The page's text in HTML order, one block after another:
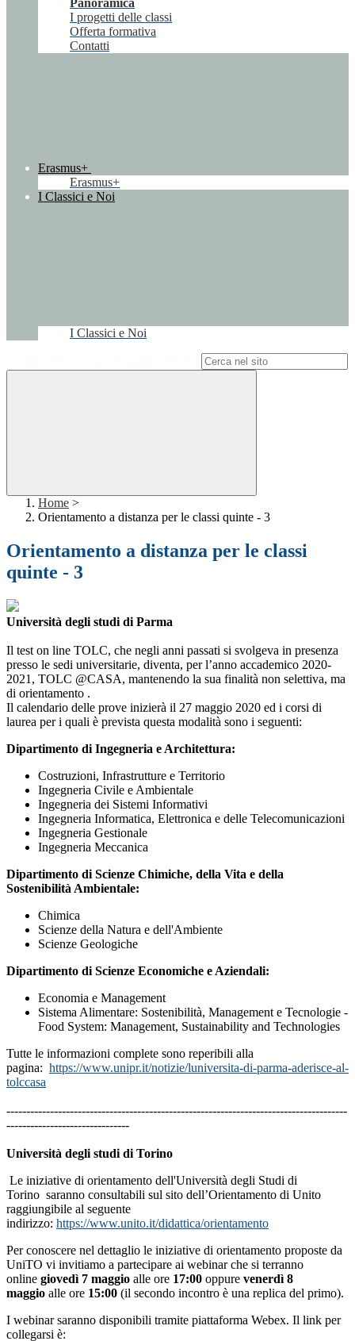
Panoramica
I progetti delle classi
Offerta formativa
Contatti
Erasmus+
Erasmus+
I Classici e Noi
I Classici e Noi
Home >
Orientamento a distanza per le classi quinte - 3
Orientamento a distanza per le classi
quinte - 3
Università degli studi di Parma
Il test on line TOLC, che negli anni passati si svolgeva in presenza
presso le sedi universitarie, diventa, per l’anno accademico 2020-
2021, TOLC @CASA, mantenendo la sua finalità non selettiva, ma
di orientamento .
Il calendario delle prove inizierà il 27 maggio 2020 ed i corsi di
laurea per i quali è prevista questa modalità sono i seguenti:
Dipartimento di Ingegneria e Architettura:
Costruzioni, Infrastrutture e Territorio
Ingegneria Civile e Ambientale
Ingegneria dei Sistemi Informativi
Ingegneria Informatica, Elettronica e delle Telecomunicazioni
Ingegneria Gestionale
Ingegneria Meccanica
Dipartimento di Scienze Chimiche, della Vita e della
Sostenibilità Ambientale:
Chimica
Scienze della Natura e dell'Ambiente
Scienze Geologiche
Dipartimento di Scienze Economiche e Aziendali:
Economia e Management
Sistema Alimentare: Sostenibilità, Management e Tecnologie -
Food System: Management, Sustainability and Technologies
Tutte le informazioni complete sono reperibili alla
pagina: https://www.unipr.it/notizie/luniversita-di-parma-aderisce-al-
tolccasa
--------------------------------------------------------------------------------------
-------------------------------
Università degli studi di Torino
Le iniziative di orientamento dell'Università degli Studi di
Torino saranno consultabili sul sito dell’Orientamento di Unito
raggiungibile al seguente
indirizzo: https://www.unito.it/didattica/orientamento
Per conoscere nel dettaglio le iniziative di orientamento proposte da
UniTO vi invitiamo a partecipare ai webinar che si terranno
online giovedì 7 maggio alle ore 17:00 oppure venerdì 8
maggio alle ore 15:00 (il secondo incontro è una replica del primo).
I webinar saranno disponibili tramite piattaforma Webex. Il link per
collegarsi è: